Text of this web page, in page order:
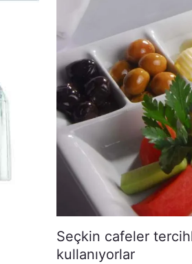
Seçkin cafeler
kullanıyorlar